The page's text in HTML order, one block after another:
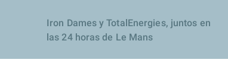
Iron Dames y TotalEnergies, juntos en
las 24 horas de Le Mans